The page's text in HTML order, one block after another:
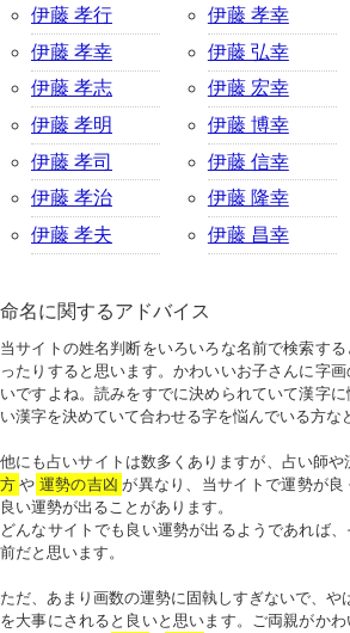
伊藤 孝行
伊藤 孝幸
伊藤 孝志
伊藤 孝明
伊藤 孝司
伊藤 孝治
伊藤 孝夫
伊藤 孝幸
伊藤 弘幸
伊藤 宏幸
伊藤 博幸
伊藤 信幸
伊藤 隆幸
伊藤 昌幸
命名に関するアドバイス
当サイトの姓名判断をいろいろな名前で検索す
ったりすると思います。かわいいお子さんに字
いですよね。読みをすでに決められていて漢字
い漢字を決めていて合わせる字を悩んでいる方な
他にも占いサイトは数多くありますが、占い師や
方 や 運勢の吉凶 が異なり、当サイトで運勢が
良い運勢が出ることがあります。
どんなサイトでも良い運勢が出るようであれば
前だと思います。
ただ、あまり画数の運勢に固執しすぎないで、や
を大事にされると良いと思います。ご両親がか